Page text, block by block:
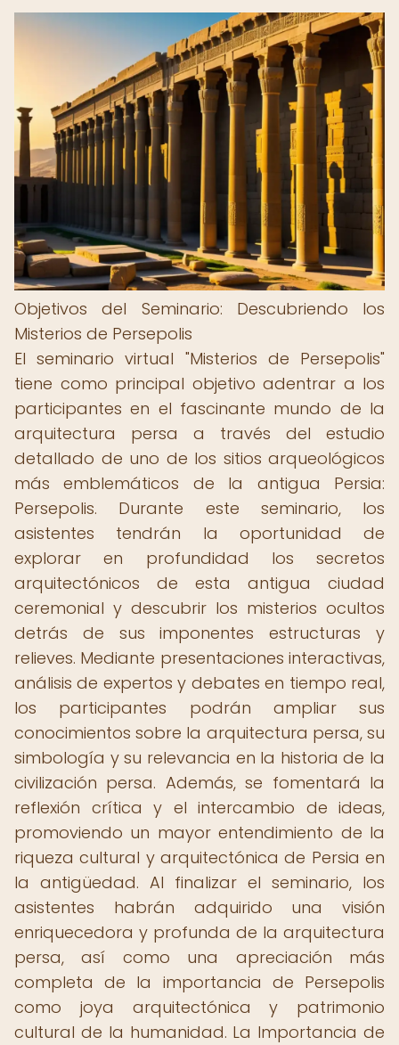
Objetivos del Seminario: Descubriendo los
Misterios de Persepolis
El seminario virtual "Misterios de Persepolis"
tiene como principal objetivo adentrar a los
participantes en el fascinante mundo de la
arquitectura persa a través del estudio
detallado de uno de los sitios arqueológicos
más emblemáticos de la antigua Persia:
Persepolis. Durante este seminario, los
asistentes tendrán la oportunidad de
explorar en profundidad los secretos
arquitectónicos de esta antigua ciudad
ceremonial y descubrir los misterios ocultos
detrás de sus imponentes estructuras y
relieves. Mediante presentaciones interactivas,
análisis de expertos y debates en tiempo real,
los participantes podrán ampliar sus
conocimientos sobre la arquitectura persa, su
simbología y su relevancia en la historia de la
civilización persa. Además, se fomentará la
reflexión crítica y el intercambio de ideas,
promoviendo un mayor entendimiento de la
riqueza cultural y arquitectónica de Persia en
la antigüedad. Al finalizar el seminario, los
asistentes habrán adquirido una visión
enriquecedora y profunda de la arquitectura
persa, así como una apreciación más
completa de la importancia de Persepolis
como joya arquitectónica y patrimonio
cultural de la humanidad. La Importancia de